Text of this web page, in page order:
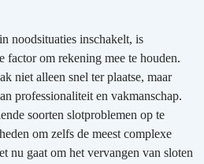
noodsituaties inschakelt, is
factor om rekening mee te houden.
niet alleen snel ter plaatse, maar
professionaliteit en vakmanschap.
soorten slotproblemen op te
om zelfs de meest complexe
nu gaat om het vervangen van sloten